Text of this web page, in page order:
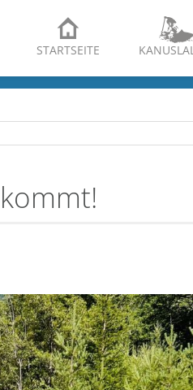
STARTSEITE